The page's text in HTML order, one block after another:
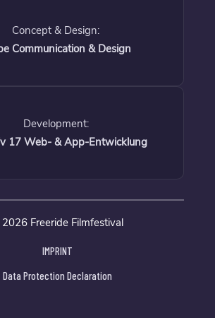
Concept & Design:
Communication & Design
Development:
17 Web- & App-Entwicklung
Freeride Filmfestival
IMPRINT
Data Protection Declaration